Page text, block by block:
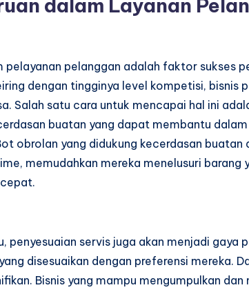
dalam Layanan
pelayanan pelanggan adalah faktor sukses
dengan tingginya level kompetisi, bisnis
Salah satu cara untuk mencapai hal ini
buatan yang dapat membantu
obrolan yang didukung kecerdasan
memudahkan mereka menelusuri barang
penyesuaian servis juga akan menjadi gaya
disesuaikan dengan preferensi mereka.
Bisnis yang mampu mengumpulkan